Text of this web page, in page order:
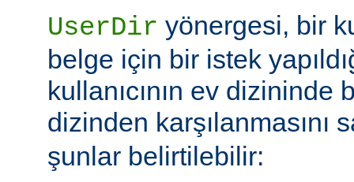
UserDir yönergesi, bir
belge için bir istek
kullanıcının ev dizininde
dizinden karşılanmasını
şunlar belirtilebilir: